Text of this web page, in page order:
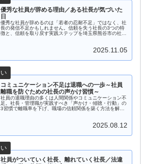
優秀な社員が辞める理由／ある社長が気づいた
日
優秀な社員が辞めるのは「若者の忍耐不足」ではなく、社
長の発信不足かもしれません。信頼を失う社長の3つの特
徴と、信頼を取り戻す実践ステップを埼玉県熊谷市の社労
2025.11.05
コミュニケーション不足は退職への一歩～社員
離職を防ぐための社長の声かけ習慣～
社員の退職理由の多くは人間関係やコミュニケーション不
足。社長・管理職が実践すべき「声かけ・傾聴・行動」の
3習慣で離職率を下げ、職場の信頼関係を築く方法を解説
2025.08.12
社員がついていく社長、離れていく社長／法違